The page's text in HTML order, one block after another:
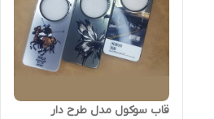
قاب سوکول مدل طرح دار